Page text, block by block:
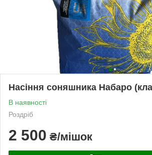
Насіння соняшника Набаро
В наявності
Роздріб
2 500 ₴/мішок